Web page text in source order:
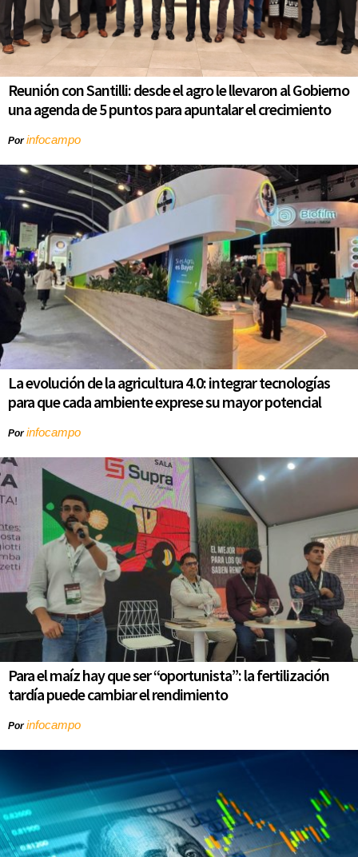
Reunión con Santilli: desde el agro le llevaron al Gobierno
una agenda de 5 puntos para apuntalar el crecimiento
Porinfocampo
La evolución de la agricultura 4.0: integrar tecnologías
para que cada ambiente exprese su mayor potencial
Porinfocampo
Para el maíz hay que ser “oportunista”: la fertilización
tardía puede cambiar el rendimiento
Porinfocampo